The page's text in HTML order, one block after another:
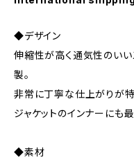
◆デザイン
伸縮性が高く通気性のい
製。
非常に丁寧な仕上がりが特
ジャケットのインナーにも
◆素材